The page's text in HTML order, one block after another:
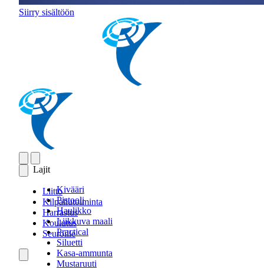
Siirry sisältöön
Lajit
Kivääri
Pistooli
Haulikko
Liikkuva maali
Practical
Siluetti
Kasa-ammunta
Mustaruuti
Liitto
Kilpailutoiminta
Harrastus
Koulutus
Seuroille